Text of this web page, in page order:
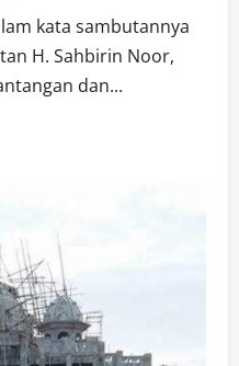
kata sambutannya
H. Sahbirin Noor,
dan...